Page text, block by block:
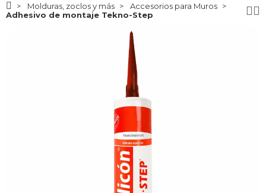
Molduras, zoclos y más
Accesorios para Muros
Adhesivo de montaje Tekno-Step